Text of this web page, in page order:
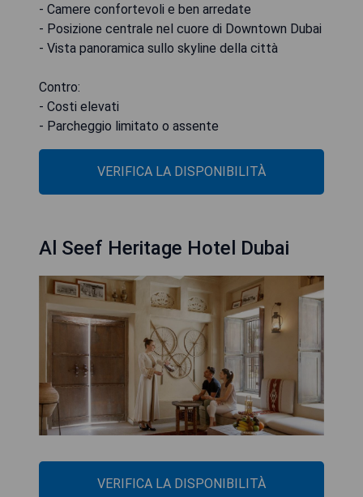
- Camere confortevoli e ben arredate
- Posizione centrale nel cuore di Downtown Dubai
- Vista panoramica sullo skyline della città
Contro:
- Costi elevati
- Parcheggio limitato o assente
VERIFICA LA DISPONIBILITÀ
Al Seef Heritage Hotel Dubai
VERIFICA LA DISPONIBILITÀ